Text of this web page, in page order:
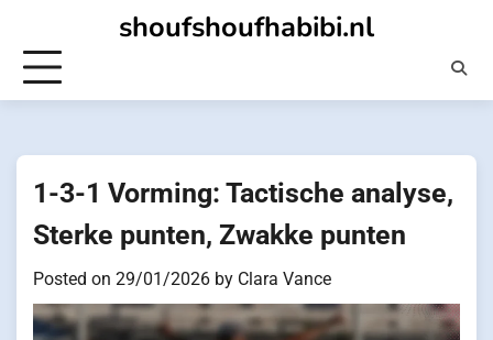
content
shoufshoufhabibi.nl
1-3-1 Vorming: Tactische analyse,
Sterke punten, Zwakke punten
Posted on 29/01/2026 by Clara Vance